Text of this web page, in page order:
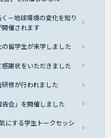
－地球環境の変化を知り
催されます
留学生が来学しました
謝状をいただきました
修が行われました
告会」を開催しました
にする学生トークセッシ